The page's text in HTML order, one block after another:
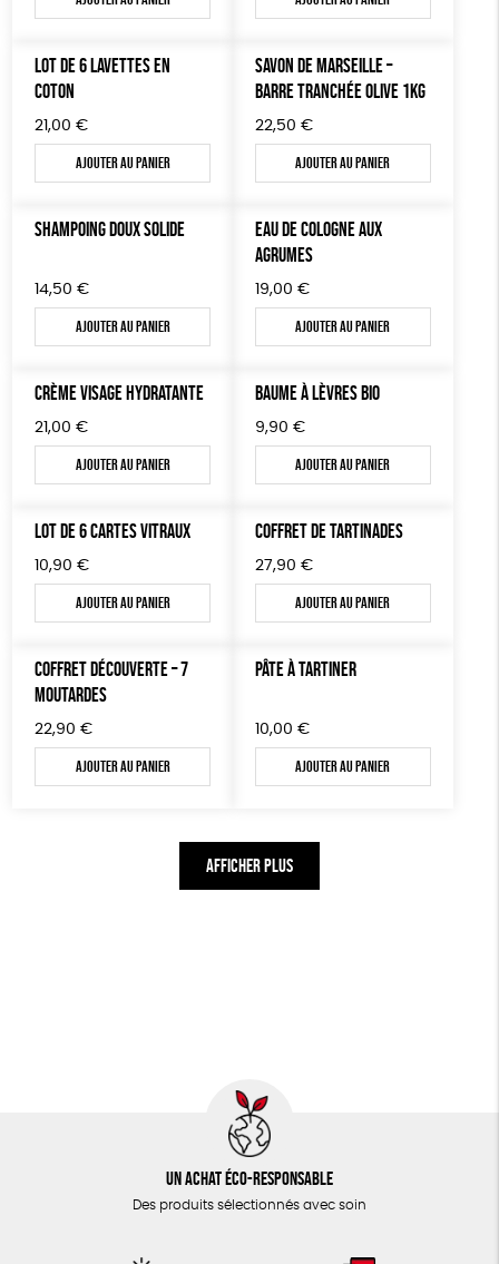
LOT DE 6 LAVETTES EN
COTON
21,00 €
Ajouter au panier
SAVON DE MARSEILLE –
BARRE TRANCHÉE OLIVE 1KG
22,50 €
Ajouter au panier
SHAMPOING DOUX SOLIDE
14,50 €
Ajouter au panier
EAU DE COLOGNE AUX
AGRUMES
19,00 €
Ajouter au panier
CRÈME VISAGE HYDRATANTE
21,00 €
Ajouter au panier
BAUME À LÈVRES BIO
9,90 €
Ajouter au panier
LOT DE 6 CARTES VITRAUX
10,90 €
Ajouter au panier
COFFRET DE TARTINADES
27,90 €
Ajouter au panier
COFFRET DÉCOUVERTE – 7
MOUTARDES
22,90 €
Ajouter au panier
PÂTE À TARTINER
10,00 €
Ajouter au panier
AFFICHER PLUS
Un achat éco-responsable
Des produits sélectionnés avec soin